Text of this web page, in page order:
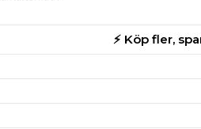
⚡ Köp fler,